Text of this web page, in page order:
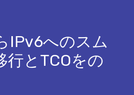
IPv6へのスム
行とTCOをの